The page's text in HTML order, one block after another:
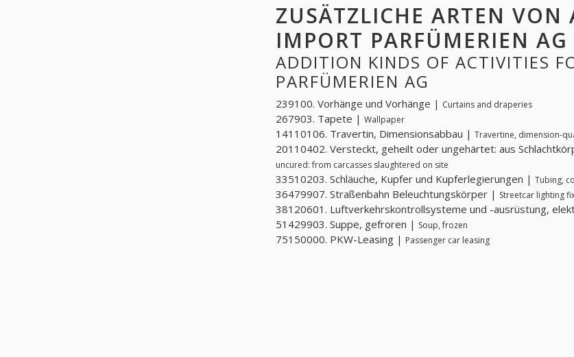
ZUSÄTZLICHE ARTEN
IMPORT PARFÜMERIEN AG
ADDITION KINDS OF ACTIVITIES
PARFÜMERIEN AG
239100. Vorhänge und Vorhänge | Curtains and draperies
267903. Tapete | Wallpaper
14110106. Travertin, Dimensionsabbau | Travertine, dimension-
20110402. Versteckt, geheilt oder ungehärtet: aus
uncured: from carcasses slaughtered on site
33510203. Schläuche, Kupfer und Kupferlegierungen | Tubing,
36479907. Straßenbahn Beleuchtungskörper | Streetcar lighting
38120601. Luftverkehrskontrollsysteme und -ausrüstung,
51429903. Suppe, gefroren | Soup, frozen
75150000. PKW-Leasing | Passenger car leasing